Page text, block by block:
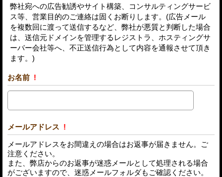
弊社宛への広告勧誘やサイト構築、コンサルティングサービ
ス等、営業目的のご連絡は固くお断りします。(広告メール
を複数回に渡って送信するなど、弊社が悪質と判断した場合
は、送信元ドメインを管理するレジストラ、ホスティングサ
ーバー会社等へ、不正送信行為として内容を通報させて頂き
ます。)
お名前 !
メールアドレス !
メールアドレスをお間違えの場合はお返事が届きません。ご
注意ください。
また、弊店からのお返事が迷惑メールとして処理される場合
がございますので、迷惑メールフォルダもご確認ください。